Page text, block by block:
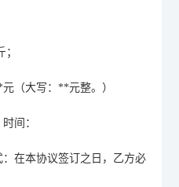
；
元（大写：**元整。）
间：
：在本协议签订之日，乙方必